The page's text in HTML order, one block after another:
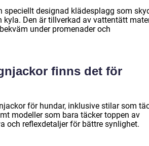
speciellt designad klädesplagg som
kyla. Den är tillverkad av vattentätt
under promenader och
finns det för
för hundar, inklusive stilar som
modeller som bara täcker toppen av
och reflexdetaljer för bättre synlighet.